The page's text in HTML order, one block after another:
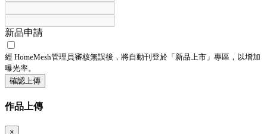
新品申請
經 HomeMesh管理員審核無誤後，將自動刊登於「新品上市 」專區，以增加
曝光率。
確認上傳
作品上傳
×